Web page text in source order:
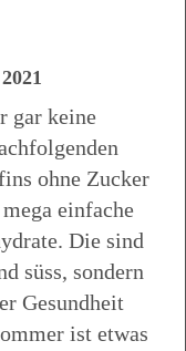
gar keine
ohne Zucker
einfache
Die sind
süss, sondern
Gesundheit
ist etwas